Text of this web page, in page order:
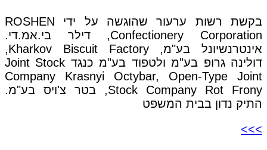
בקשת רשות ערעור שהוגשה על ידי ROSHEN
Confectionery Corporation, דילר בי.אמ.די.
אינטרנשיונל בע"מ, Kharkov Biscuit Factory,
דולינה גרופ בע"מ ולטפוד בע"מ כנגד Joint Stock
Company Krasnyi Octybar, Open-Type Joint
Stock Company Rot Frony, בטר צ'ויס בע"מ.
התיק נדון בבית המשפט
>>>